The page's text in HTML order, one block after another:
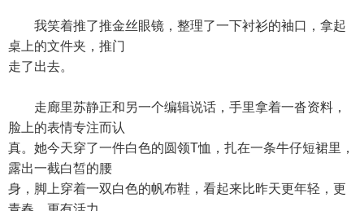
我笑着推了推金丝眼镜，整理了一下衬衫的袖口，拿起
桌上的文件夹，推门
走了出去。
走廊里苏静正和另一个编辑说话，手里拿着一沓资料，
脸上的表情专注而认
真。她今天穿了一件白色的圆领T恤，扎在一条牛仔短裙里，
露出一截白皙的腰
身，脚上穿着一双白色的帆布鞋，看起来比昨天更年轻，更